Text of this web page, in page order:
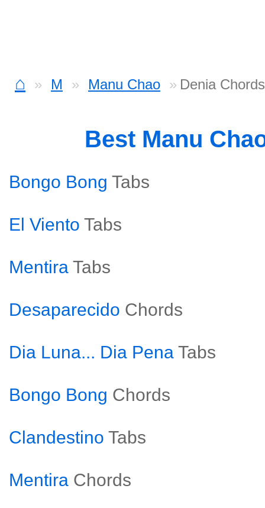
⌂ M Manu Chao Denia Chords
Best Manu
Bongo Bong Tabs
El Viento Tabs
Mentira Tabs
Desaparecido Chords
Dia Luna... Dia Pena Tabs
Bongo Bong Chords
Clandestino Tabs
Mentira Chords